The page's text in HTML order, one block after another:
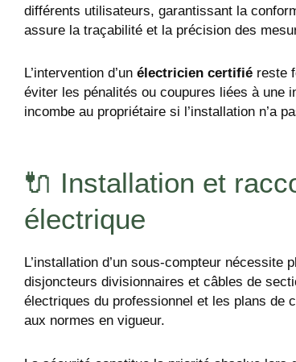
différents utilisateurs, garantissant la
assure la traçabilité et la précision des
L’intervention d’un électricien certifié reste
éviter les pénalités ou coupures liées à une
incombe au propriétaire si l’installation n’a
🔌 Installation et
électrique
L’installation d’un sous-compteur
disjoncteurs divisionnaires et câbles de
électriques du professionnel et les plans de
aux normes en vigueur.